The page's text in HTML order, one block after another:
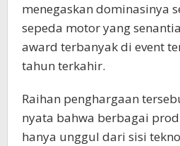
menegaskan dominasinya
sepeda motor yang
award terbanyak di event
tahun terkahir.
Raihan penghargaan
nyata bahwa berbagai
hanya unggul dari sisi